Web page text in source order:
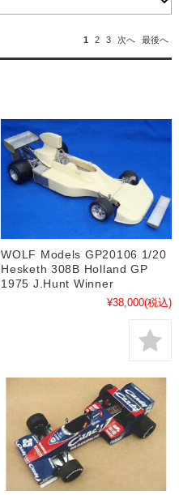
1 2 3 次へ 最後へ
WOLF Models GP20106 1/20
Hesketh 308B Holland GP
1975 J.Hunt Winner
¥38,000(税込)